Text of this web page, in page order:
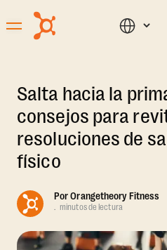
Salta hacia la
consejos para
resoluciones de
físico
Por Orangetheory Fitness
. minutos de lectura